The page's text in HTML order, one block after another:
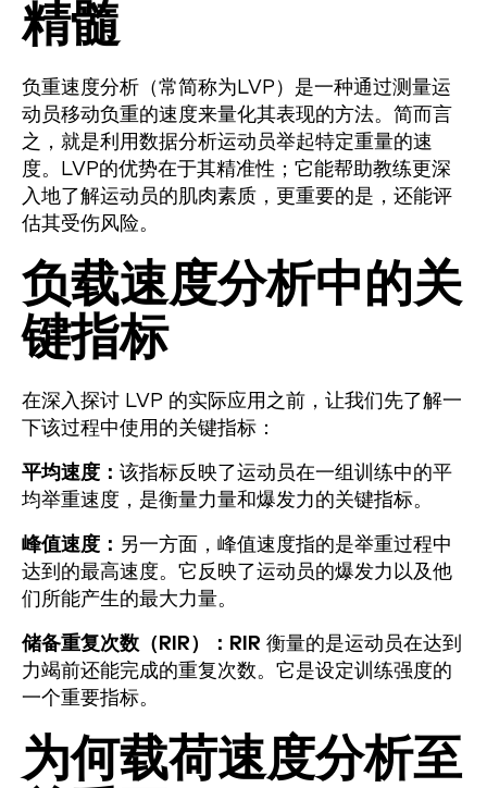
精髓
负重速度分析（常简称为LVP）是一种通过测量运
动员移动负重的速度来量化其表现的方法。简而言
之，就是利用数据分析运动员举起特定重量的速
度。LVP的优势在于其精准性；它能帮助教练更深
入地了解运动员的肌肉素质，更重要的是，还能评
估其受伤风险。
负载速度分析中的关
键指标
在深入探讨 LVP 的实际应用之前，让我们先了解一
下该过程中使用的关键指标：
平均速度： 该指标反映了运动员在一组训练中的平
均举重速度，是衡量力量和爆发力的关键指标。
峰值速度： 另一方面，峰值速度指的是举重过程中
达到的最高速度。它反映了运动员的爆发力以及他
们所能产生的最大力量。
储备重复次数（RIR）：RIR 衡量的是运动员在达到
力竭前还能完成的重复次数。它是设定训练强度的
一个重要指标。
为何载荷速度分析至